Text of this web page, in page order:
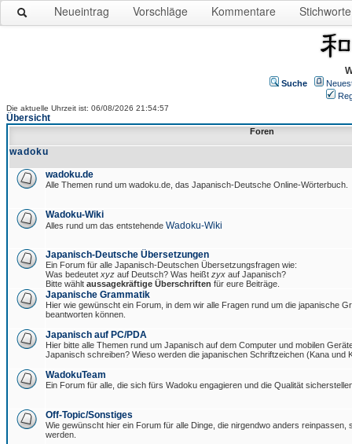
Neueintrag Vorschläge Kommentare Stichworte
Suche
Die aktuelle Uhrzeit ist: 06/08/2026 21:54:57
Übersicht
Foren
wadoku
wadoku.de
Alle Themen rund um wadoku.de, das Japanisch-Deutsche Online-Wörterbuch.
Wadoku-Wiki
Alles rund um das entstehende Wadoku-Wiki
Japanisch-Deutsche Übersetzungen
Ein Forum für alle Japanisch-Deutschen Übersetzungsfragen wie:
Was bedeutet xyz auf Deutsch? Was heißt zyx auf Japanisch?
Bitte wählt aussagekräftige Überschriften für eure Beiträge.
Japanische Grammatik
Hier wie gewünscht ein Forum, in dem wir alle Fragen rund um die japanische
beantworten können.
Japanisch auf PC/PDA
Hier bitte alle Themen rund um Japanisch auf dem Computer und mobilen
Japanisch schreiben? Wieso werden die japanischen Schriftzeichen (Kana und
WadokuTeam
Ein Forum für alle, die sich fürs Wadoku engagieren und die Qualität
Off-Topic/Sonstiges
Wie gewünscht hier ein Forum für alle Dinge, die nirgendwo anders reinpassen,
werden.